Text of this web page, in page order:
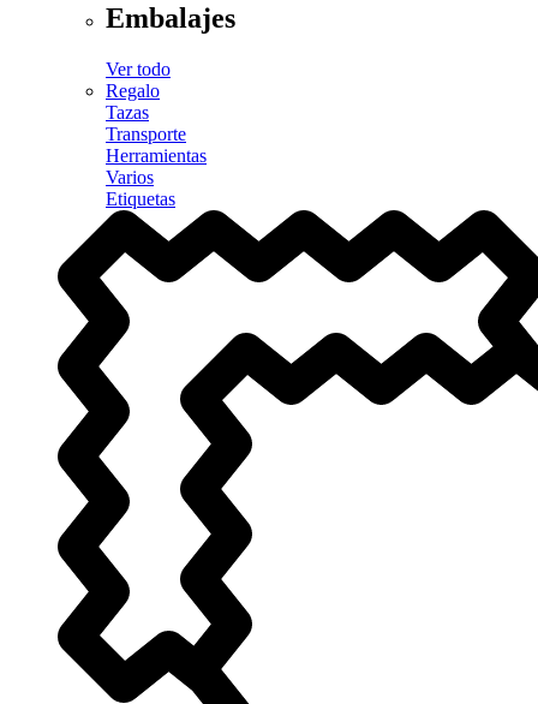
Embalajes
Ver todo
Regalo
Tazas
Transporte
Herramientas
Varios
Etiquetas